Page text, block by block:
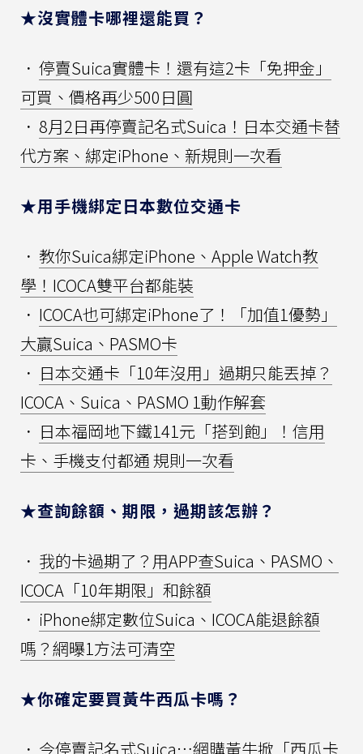
★沒實體卡哪裡還能買？
． 停賣Suica實體卡！還有這2卡「免押金」
可買、價格再少500日圓
． 8月2日再停賣記名式Suica！日本交通卡替
代方案、綁定iPhone、新規則一次看
★用手機綁定日本數位交通卡
． 教你Suica綁定iPhone、Apple Watch教
學！ICOCA雙平台都能裝
． ICOCA也可綁定iPhone了！「加值1優勢」
大贏Suica、PASMO卡
． 日本交通卡「10年沒用」過期只能丟掉？
ICOCA、Suica、PASMO 1動作解套
． 日本福岡地下鐵141元「搭到飽」！信用
卡、手機支付都通 規則一次看
★查詢餘額、期限，過期該怎辦？
． 我的卡過期了？用APP查Suica、PASMO、
ICOCA「10年期限」和餘額
． iPhone綁定數位Suica、ICOCA能退餘額
嗎？網曝1方法可清空
★你確定要買黃牛西瓜卡嗎？
． 今停賣記名式Suica…網購黃牛掀「西瓜卡